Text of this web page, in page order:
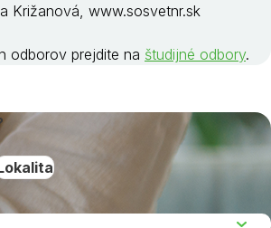
Križanová, www.sosvetnr.sk
odborov prejdite na študijné odbory.